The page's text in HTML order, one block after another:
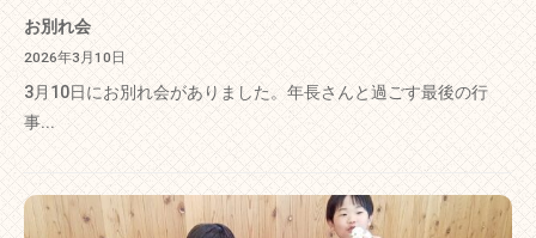
お別れ会
2026年3月10日
3月10日にお別れ会がありました。年長さんと過ごす最後の行
事...